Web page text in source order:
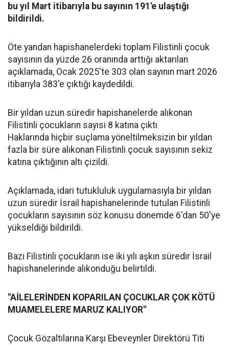
bu yıl Mart itibarıyla bu sayının 191'e ulaştığı
bildirildi.
Öte yandan hapishanelerdeki toplam Filistinli çocuk
sayısının da yüzde 26 oranında arttığı aktarılan
açıklamada, Ocak 2025'te 303 olan sayının mart 2026
itibarıyla 383'e çıktığı kaydedildi.
Bir yıldan uzun süredir hapishanelerde alıkonan
Filistinli çocukların sayısı 8 katına çıktı
Haklarında hiçbir suçlama yöneltilmeksizin bir yıldan
fazla bir süre alıkonan Filistinli çocuk sayısının sekiz
katına çıktığının altı çizildi.
Açıklamada, idari tutukluluk uygulamasıyla bir yıldan
uzun süredir İsrail hapishanelerinde tutulan Filistinli
çocukların sayısının söz konusu dönemde 6'dan 50'ye
yükseldiği bildirildi.
Bazı Filistinli çocukların ise iki yılı aşkın süredir İsrail
hapishanelerinde alıkonduğu belirtildi.
"AİLELERİNDEN KOPARILAN ÇOCUKLAR ÇOK KÖTÜ
MUAMELELERE MARUZ KALIYOR"
Çocuk Gözaltılarına Karşı Ebeveynler Direktörü Titi